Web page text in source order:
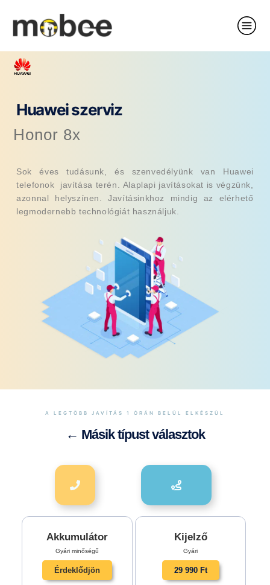
Huawei szerviz
Honor 8x
Sok éves tudásunk, és szenvedélyünk van Huawei
telefonok javítása terén. Alaplapi javításokat is végzünk,
azonnal helyszínen. Javításinkhoz mindig az elérhető
legmodernebb technológiát használjuk.
A LEGTÖBB JAVÍTÁS 1 ÓRÁN BELÜL ELKÉSZÜL
← Másik típust választok
Akkumulátor
Gyári minőségű
Érdeklődjön
Kijelző
Gyári
29 990 Ft